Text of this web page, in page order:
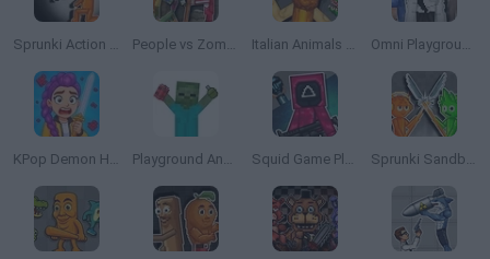
Sprunki Action Playground: Ragdoll Sandbox People vs Zombies: Sandbox Italian Animals Meme Playground Omni Playground
KPop Demon Hunters: Playground Playground Annihilation Squid Game Playground Sprunki Sandbox: Ragdoll Playground Mode